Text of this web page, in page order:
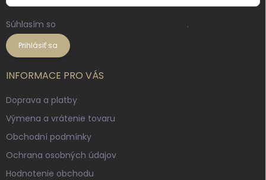
Súhlasím so .
Prihlásiť sa
INFORMACE PRO VÁS
Doprava a platby
Výmena a vrátenie tovaru
Obchodní podmínky
Ochrana osobných údajov
Hodnotenie obchodu